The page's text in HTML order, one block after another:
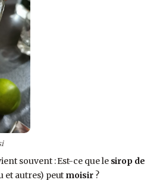
souvent : Est-ce que le sirop de
et autres) peut moisir ?